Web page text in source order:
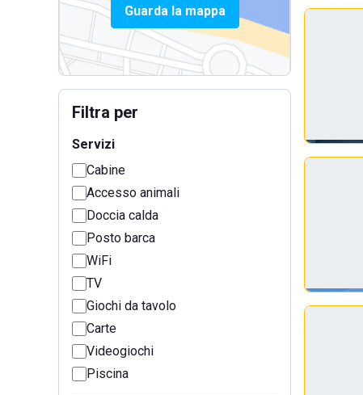
Guarda la mappa
Filtra per
Servizi
Cabine
Accesso animali
Doccia calda
Posto barca
WiFi
TV
Giochi da tavolo
Carte
Videogiochi
Piscina